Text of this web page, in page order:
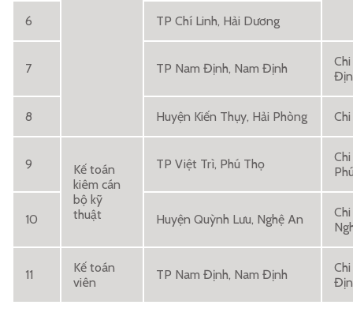
6 TP Chí Linh, Hải Dương
7 TP Nam Định, Nam Định
8 Huyện Kiến Thụy, Hải Phòng
9
Kế toán
kiêm cán
bộ kỹ
thuật
TP Việt Trì, Phú Thọ
10 Huyện Quỳnh Lưu, Nghệ An
11
Kế toán
viên
TP Nam Định, Nam Định